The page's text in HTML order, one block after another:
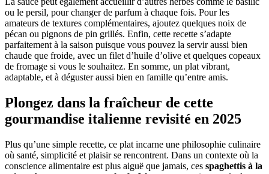
ou le persil, pour changer de parfum à chaque fois. Pour les
amateurs de textures complémentaires, ajoutez quelques noix de
pécan ou pignons de pin grillés. Enfin, cette recette s’adapte
parfaitement à la saison puisque vous pouvez la servir aussi bien
chaude que froide, avec un filet d’huile d’olive et quelques copeaux
de fromage si vous le souhaitez. En somme, un plat vibrant,
adaptable, et à déguster aussi bien en famille qu’entre amis.
Plongez dans la fraîcheur de cette
gourmandise italienne revisité en 2025
Plus qu’une simple recette, ce plat incarne une philosophie culinaire
où santé, simplicité et plaisir se rencontrent. Dans un contexte où la
conscience alimentaire est plus aiguë que jamais, ces spaghettis à la